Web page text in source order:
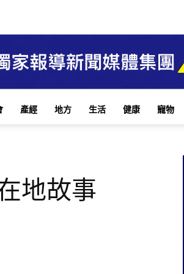
產經 地方 生活 健康 寵物
地故事